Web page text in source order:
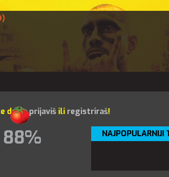
da seprijaviš ili registriraš!
88% NAJPOPULARNIJI